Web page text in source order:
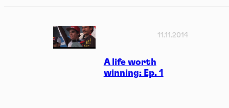
A life worth
winning: Ep. 1
11.11.2014